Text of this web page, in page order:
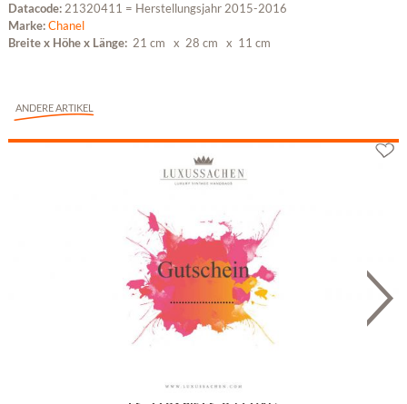
Datacode: 21320411 = Herstellungsjahr 2015-2016
Marke:Chanel
Breite x Höhe x Länge: 21 cm x 28 cm x 11 cm
ANDERE ARTIKEL
Geschenkgutschein